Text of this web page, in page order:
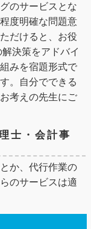
のサービスとな
度明確な問題意
だけると、お役
決策をアドバイ
みを宿題形式で
。自分でできる
考えの先生にご
士・会計事
か、代行作業の
のサービスは適